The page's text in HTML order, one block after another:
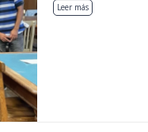
Leer más